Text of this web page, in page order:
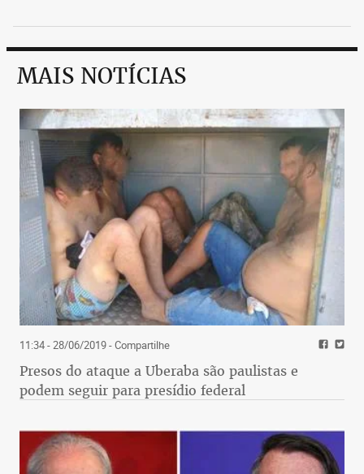
MAIS NOTÍCIAS
11:34 - 28/06/2019- Compartilhe
Presos do ataque a Uberaba são paulistas e
podem seguir para presídio federal